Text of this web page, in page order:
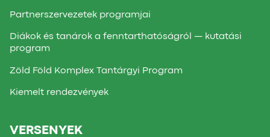
Partnerszervezetek programjai
Diákok és tanárok a fenntarthatóságról — kutatási
program
Zöld Föld Komplex Tantárgyi Program
Kiemelt rendezvények
VERSENYEK